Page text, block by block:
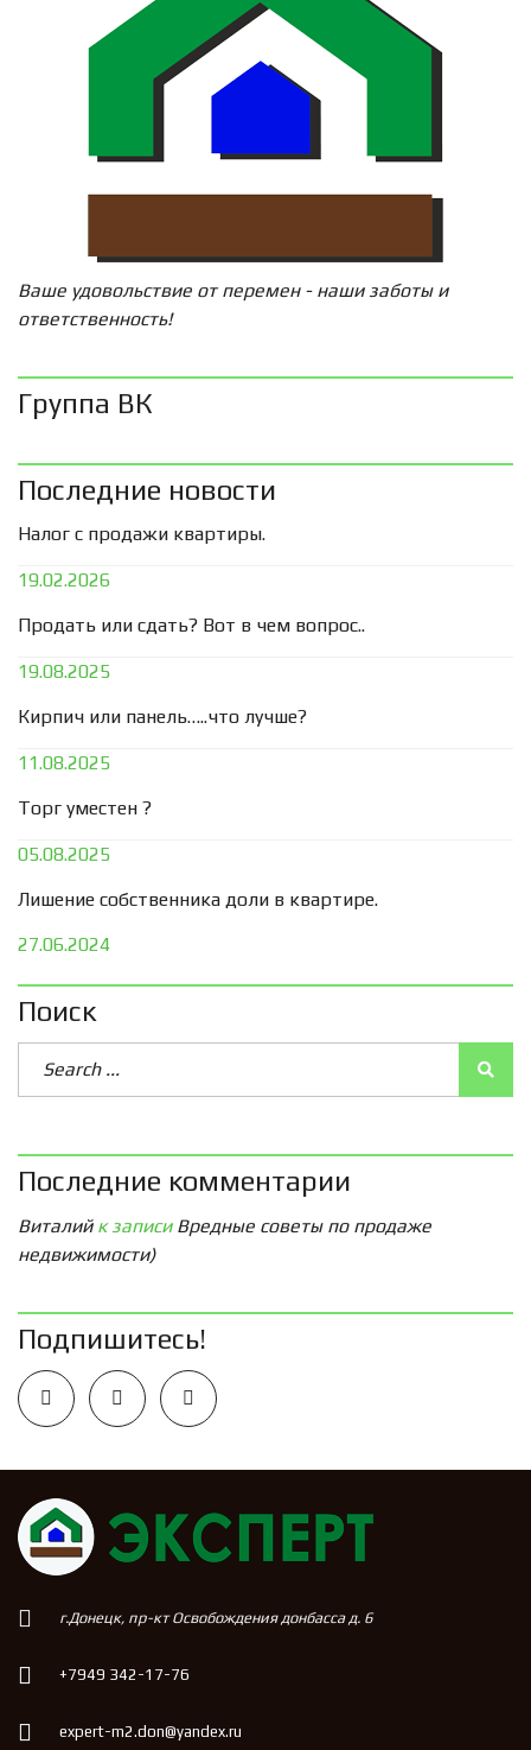
Ваше удовольствие от перемен - наши заботы и
ответственность!
Группа ВК
Последние новости
Налог с продажи квартиры.
19.02.2026
Продать или сдать? Вот в чем вопрос..
19.08.2025
Кирпич или панель…..что лучше?
11.08.2025
Торг уместен ?
05.08.2025
Лишение собственника доли в квартире.
27.06.2024
Поиск
Последние комментарии
Виталийк записи Вредные советы по продаже
недвижимости)
Подпишитесь!
г.Донецк, пр-кт Освобождения донбасса д. 6
+7949 342-17-76
expert-m2.don@yandex.ru